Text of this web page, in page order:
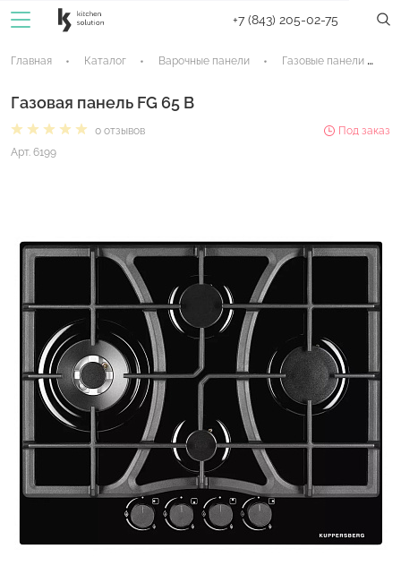
+7 (843) 205-02-75
Главная Каталог Варочные панели Газовые панели
Газовая панель FG 65 B
0 отзывов
Под заказ
Арт. 6199